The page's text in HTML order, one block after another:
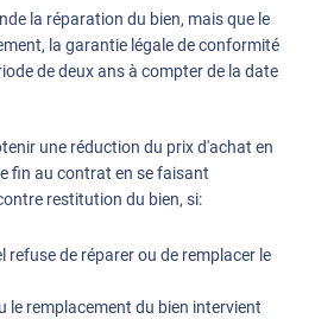
la réparation du bien, mais que le
la garantie légale de conformité
de deux ans à compter de la date
une réduction du prix d'achat en
fin au contrat en se faisant
restitution du bien, si:
refuse de réparer ou de remplacer le
le remplacement du bien intervient